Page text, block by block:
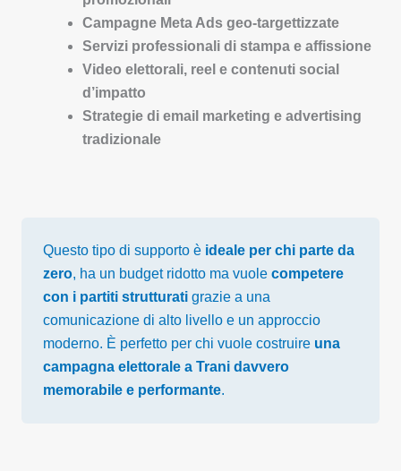
Campagne Meta Ads geo-targettizzate
Servizi professionali di stampa e affissione
Video elettorali, reel e contenuti social
d’impatto
Strategie di email marketing e advertising
tradizionale
Questo tipo di supporto è ideale per chi parte da
zero, ha un budget ridotto ma vuole competere
con i partiti strutturati grazie a una
comunicazione di alto livello e un approccio
moderno. È perfetto per chi vuole costruire una
campagna elettorale a Trani davvero
memorabile e performante.